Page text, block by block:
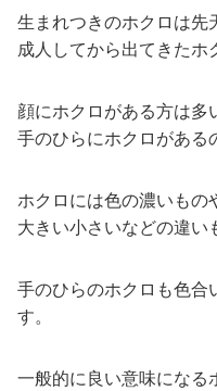
生まれつきのホクロは先
成人してから出てきたホ
顔にホクロがある方は多
手のひらにホクロがある
ホクロには色の濃いもの
大きい小さいなどの違い
手のひらのホクロも色合
す。
一般的に良い意味になる